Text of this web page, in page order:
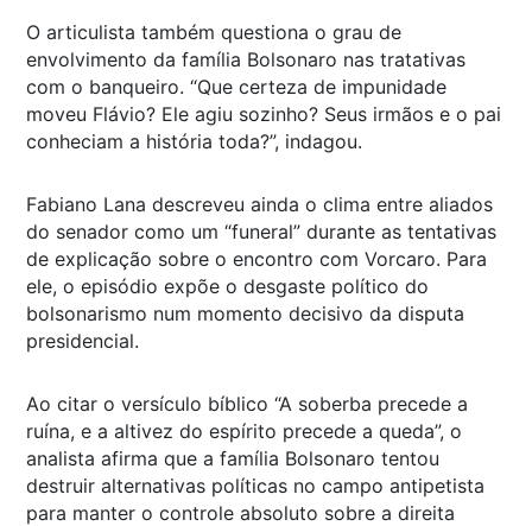
O articulista também questiona o grau de
envolvimento da família Bolsonaro nas tratativas
com o banqueiro. “Que certeza de impunidade
moveu Flávio? Ele agiu sozinho? Seus irmãos e o pai
conheciam a história toda?”, indagou.
Fabiano Lana descreveu ainda o clima entre aliados
do senador como um “funeral” durante as tentativas
de explicação sobre o encontro com Vorcaro. Para
ele, o episódio expõe o desgaste político do
bolsonarismo num momento decisivo da disputa
presidencial.
Ao citar o versículo bíblico “A soberba precede a
ruína, e a altivez do espírito precede a queda”, o
analista afirma que a família Bolsonaro tentou
destruir alternativas políticas no campo antipetista
para manter o controle absoluto sobre a direita